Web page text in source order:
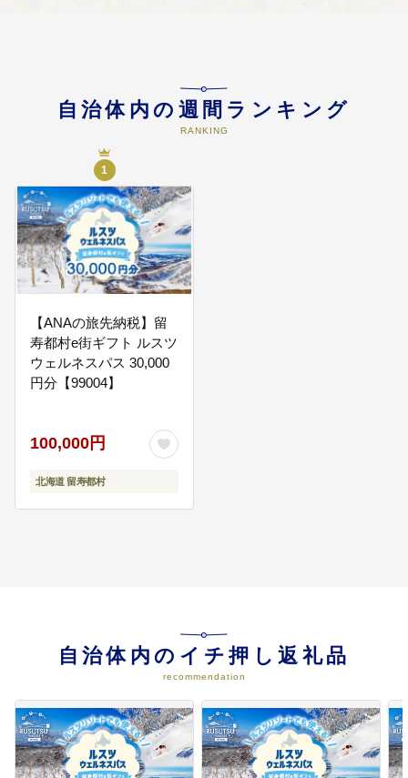
実に資する事業に活用させていた
だきます。
自治体内の週間ランキング
RANKING
1
【ANAの旅先納税】留
寿都村e街ギフト ルスツ
ウェルネスパス 30,000
円分【99004】
100,000円
北海道 留寿都村
自治体内のイチ押し返礼品
recommendation